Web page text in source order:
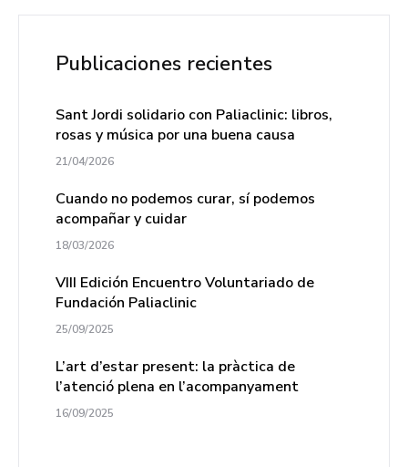
Publicaciones recientes
Sant Jordi solidario con Paliaclinic: libros,
rosas y música por una buena causa
21/04/2026
Cuando no podemos curar, sí podemos
acompañar y cuidar
18/03/2026
VIII Edición Encuentro Voluntariado de
Fundación Paliaclinic
25/09/2025
L’art d’estar present: la pràctica de
l’atenció plena en l’acompanyament
16/09/2025